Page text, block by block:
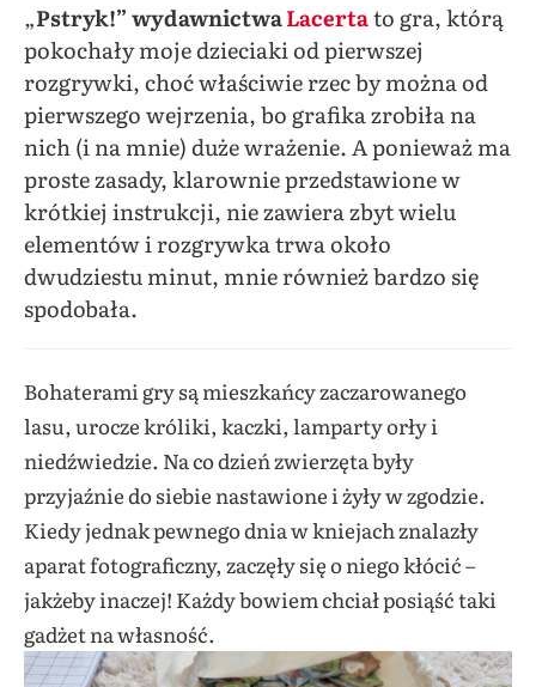
„Pstryk!”wydawnictwaLacertato gra, którą
pokochały moje dzieciaki od pierwszej
rozgrywki, choć właściwie rzec by można od
pierwszego wejrzenia, bo grafika zrobiła na
nich (i na mnie) duże wrażenie. A ponieważ ma
proste zasady, klarownie przedstawione w
krótkiej instrukcji, nie zawiera zbyt wielu
elementów i rozgrywka trwa około
dwudziestu minut, mnie również bardzo się
spodobała.
Bohaterami gry są mieszkańcy zaczarowanego
lasu, urocze króliki, kaczki, lamparty orły i
niedźwiedzie. Na co dzień zwierzęta były
przyjaźnie do siebie nastawione i żyły w zgodzie.
Kiedy jednak pewnego dnia w kniejach znalazły
aparat fotograficzny, zaczęły się o niego kłócić –
jakżeby inaczej! Każdy bowiem chciał posiąść taki
gadżet na własność.